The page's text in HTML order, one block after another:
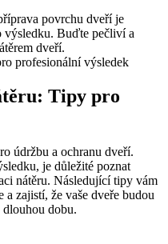
povrchu dveří je
výsledku. Buďte pečliví a
dveří.
Tipy pro
údržbu a ochranu dveří.
je důležité poznat
nátěru. Následující tipy vám
zajistí, že vaše dveře budou
dlouhou dobu.